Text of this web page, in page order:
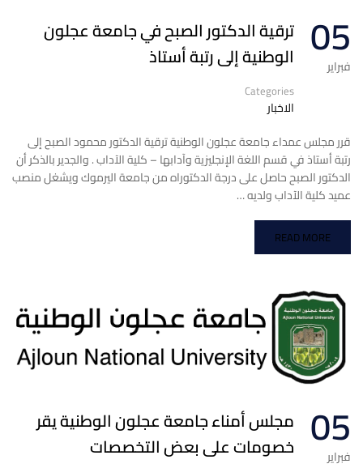
05
فبراير
ترقية الدكتور الصبح في جامعة عجلون
الوطنية إلى رتبة أستاذ
Categories
الاخبار
قرر مجلس عمداء جامعة عجلون الوطنية ترقية الدكتور محمود الصبح إلى
رتبة أستاذ في قسم اللغة الإنجليزية وآدابها – كلية الآداب . والجدير بالذكر أن
الدكتور الصبح حاصل على درجة الدكتوراه من جامعة اليرموك ويشغل منصب
عميد كلية الآداب ولديه …
READ MORE
05
فبراير
مجلس أمناء جامعة عجلون الوطنية يقر
خصومات على بعض التخصصات